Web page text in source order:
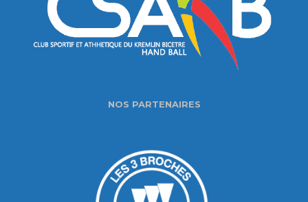
NOS PARTENAIRES